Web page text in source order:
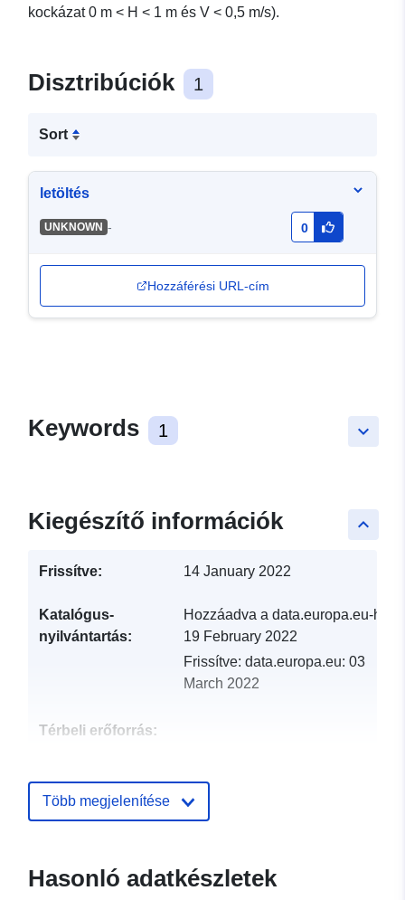
kockázat 0 m < H < 1 m és V < 0,5 m/s).
Disztribúciók 1
Sort
letöltés
UNKNOWN - 0
Hozzáférési URL-cím
keyboard_arrow_down
Keywords 1
keyboard_arrow_up
Kiegészítő információk
Frissítve: 14 January 2022
Katalógus-
nyilvántartás:
Hozzáadva a data.europa.eu-hoz:
19 February 2022
Frissítve: data.europa.eu: 03
March 2022
Térbeli erőforrás:
mediterranee.i2/service/fr-
120066022-wxs-59419dd6-
Több megjelenítése
Hasonló adatkészletek